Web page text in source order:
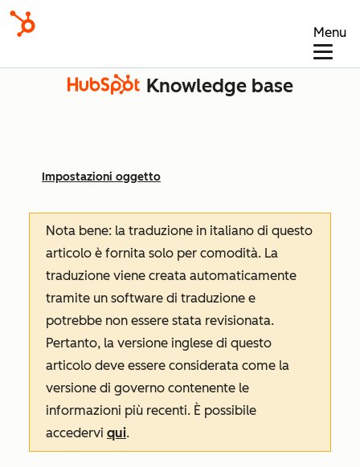
Menu
Knowledge base
Impostazioni oggetto
Nota bene: la traduzione in italiano di questo
articolo è fornita solo per comodità. La
traduzione viene creata automaticamente
tramite un software di traduzione e
potrebbe non essere stata revisionata.
Pertanto, la versione inglese di questo
articolo deve essere considerata come la
versione di governo contenente le
informazioni più recenti. È possibile
accedervi qui.